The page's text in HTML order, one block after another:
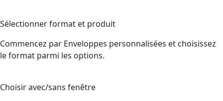
Sélectionner format et produit
Commencez par Enveloppes personnalisées et choisissez
le format parmi les options.
Choisir avec/sans fenêtre